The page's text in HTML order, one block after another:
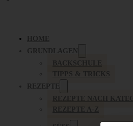
HOME
GRUNDLAGEN
BACKSCHULE
TIPPS & TRICKS
REZEPTE
REZEPTE NACH
REZEPTE A-Z